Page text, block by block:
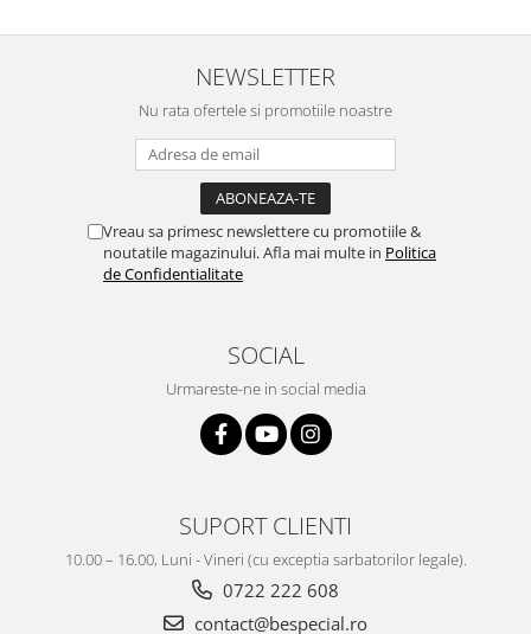
NEWSLETTER
Nu rata ofertele si promotiile noastre
Vreau sa primesc newslettere cu promotiile &
noutatile magazinului. Afla mai multe in Politica
de Confidentialitate
SOCIAL
Urmareste-ne in social media
SUPORT CLIENTI
10.00 – 16.00, Luni - Vineri (cu exceptia sarbatorilor legale).
0722 222 608
contact@bespecial.ro